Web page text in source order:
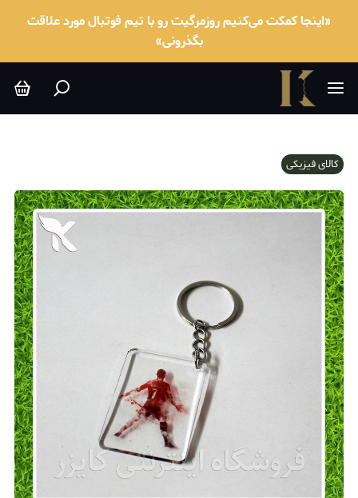
«اینجا کمکت می‌کنیم روزمرگیت رو با تیم فوتبال مورد علاقت
بگذرونی»
کالای فیزیکی